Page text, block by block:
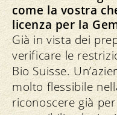
come la vostra
licenza per la
Già in vista dei
verificare le
Bio Suisse.
molto flessibile
riconoscere già